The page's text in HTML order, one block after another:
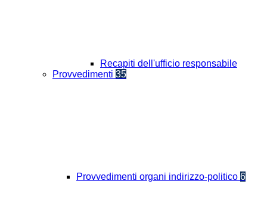
Recapiti dell'ufficio responsabile
Provvedimenti 35
Provvedimenti organi indirizzo-politico 6